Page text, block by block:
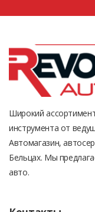
Широкий
инструмента от
Автомагазин,
Бельцах. Мы
авто.